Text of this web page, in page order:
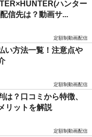
ハンター
信先は？動画サ...
定額制動画配信
い方法一覧！注意点や
定額制動画配信
は？口コミから特徴、
リットを解説
定額制動画配信